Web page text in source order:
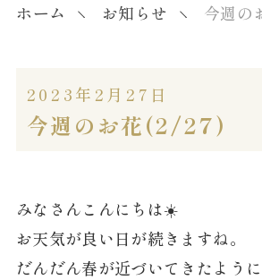
ホーム お知らせ 今週の
2023年2月27日
今週のお花(2/27)
みなさんこんにちは☀️
お天気が良い日が続きますね。
だんだん春が近づいてきたよう